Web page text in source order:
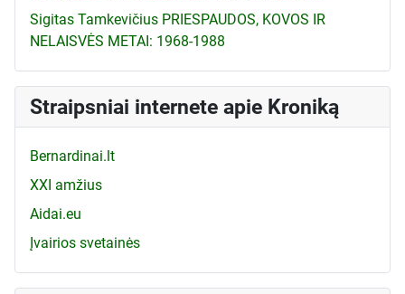
Sigitas Tamkevičius PRIESPAUDOS, KOVOS IR
NELAISVĖS METAI: 1968-1988
Straipsniai internete apie Kroniką
Bernardinai.lt
XXI amžius
Aidai.eu
Įvairios svetainės